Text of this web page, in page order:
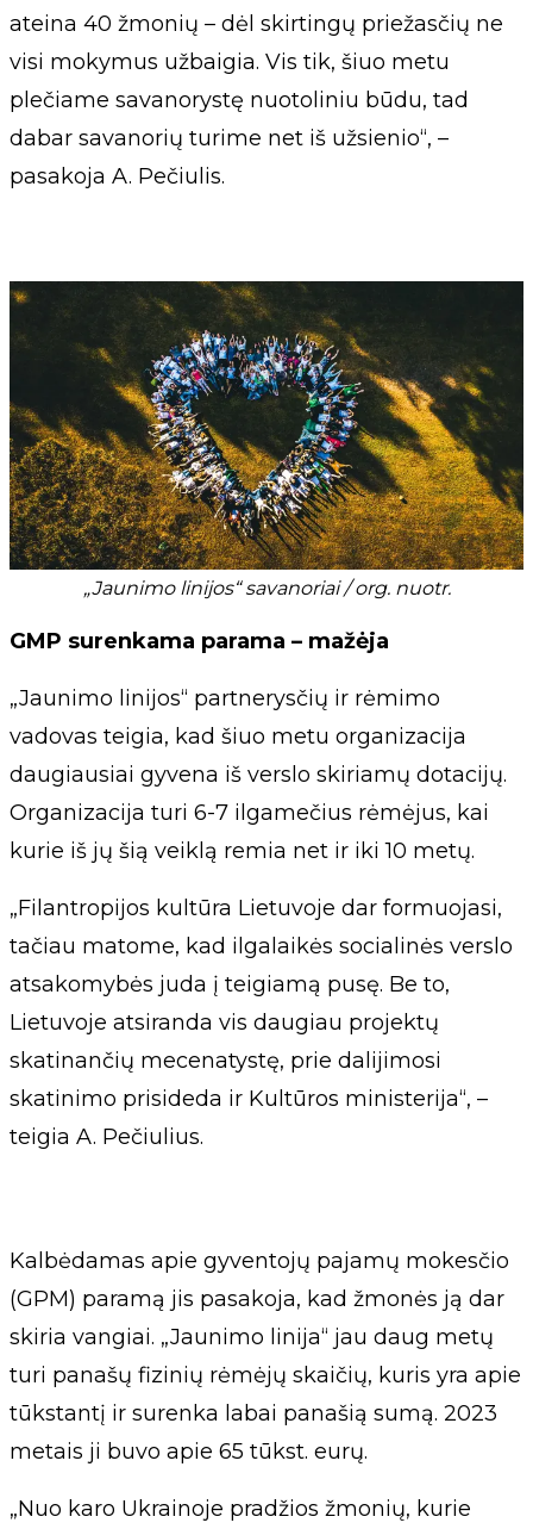
ateina 40 žmonių – dėl skirtingų priežasčių ne
visi mokymus užbaigia. Vis tik, šiuo metu
plečiame savanorystę nuotoliniu būdu, tad
dabar savanorių turime net iš užsienio“, –
pasakoja A. Pečiulis.
„Jaunimo linijos“ savanoriai / org. nuotr.
GMP surenkama parama – mažėja
„Jaunimo linijos“ partnerysčių ir rėmimo
vadovas teigia, kad šiuo metu organizacija
daugiausiai gyvena iš verslo skiriamų dotacijų.
Organizacija turi 6-7 ilgamečius rėmėjus, kai
kurie iš jų šią veiklą remia net ir iki 10 metų.
„Filantropijos kultūra Lietuvoje dar formuojasi,
tačiau matome, kad ilgalaikės socialinės verslo
atsakomybės juda į teigiamą pusę. Be to,
Lietuvoje atsiranda vis daugiau projektų
skatinančių mecenatystę, prie dalijimosi
skatinimo prisideda ir Kultūros ministerija“, –
teigia A. Pečiulius.
Kalbėdamas apie gyventojų pajamų mokesčio
(GPM) paramą jis pasakoja, kad žmonės ją dar
skiria vangiai. „Jaunimo linija“ jau daug metų
turi panašų fizinių rėmėjų skaičių, kuris yra apie
tūkstantį ir surenka labai panašią sumą. 2023
metais ji buvo apie 65 tūkst. eurų.
„Nuo karo Ukrainoje pradžios žmonių, kurie